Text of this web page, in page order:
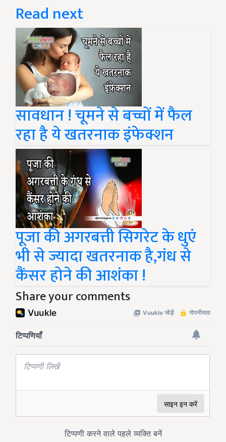
Read next
सावधान ! चूमने से बच्चों में फैल
रहा है ये खतरनाक इंफेक्शन
पूजा की अगरबत्ती सिगरेट के धुएं
भी से ज्यादा खतरनाक है,गंध से
कैंसर होने की आशंका !
Share your comments